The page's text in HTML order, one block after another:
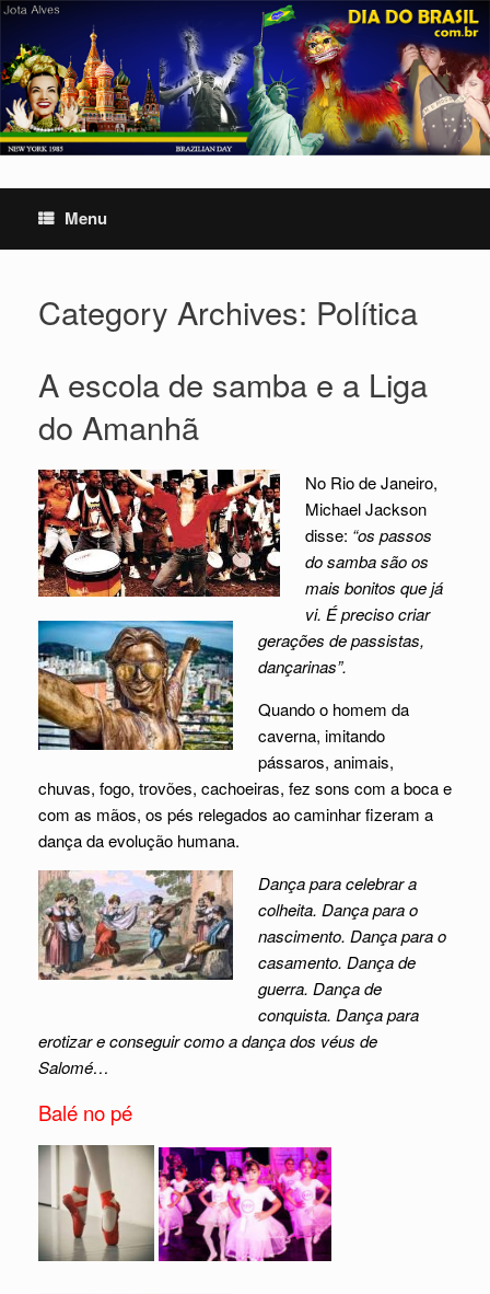
Skip
content
Menu
Category Archives: Política
A escola de samba e a Liga
do Amanhã
No Rio de Janeiro,
Michael Jackson
disse: “os passos
do samba são os
mais bonitos que já
vi. É preciso criar
gerações de passistas,
dançarinas”.
Quando o homem da
caverna, imitando
pássaros, animais,
chuvas, fogo, trovões, cachoeiras, fez sons com a boca e
com as mãos, os pés relegados ao caminhar fizeram a
dança da evolução humana.
Dança para celebrar a
colheita. Dança para o
nascimento. Dança para o
casamento. Dança de
guerra. Dança de
conquista. Dança para
erotizar e conseguir como a dança dos véus de
Salomé…
Balé no pé